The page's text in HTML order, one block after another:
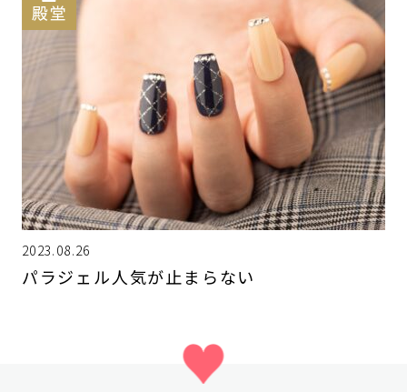
2023.08.26
パラジェル人気が止まらない